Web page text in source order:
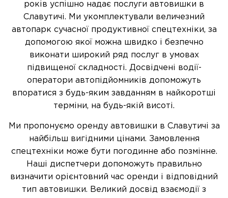
років успішно надає послуги автовишки в
Славутичі. Ми укомплектували величезний
автопарк сучасної продуктивної спецтехніки, за
допомогою якої можна швидко і безпечно
виконати широкий ряд послуг в умовах
підвищеної складності. Досвідчені водії-
оператори автопідйомників допоможуть
впоратися з будь-яким завданням в найкоротші
терміни, на будь-якій висоті.
Ми пропонуємо оренду автовишки в Славутичі за
найбільш вигідними цінами. Замовлення
спецтехніки може бути погодинне або позмінне.
Наші диспетчери допоможуть правильно
визначити орієнтовний час оренди і відповідний
тип автовишки. Великий досвід взаємодії з